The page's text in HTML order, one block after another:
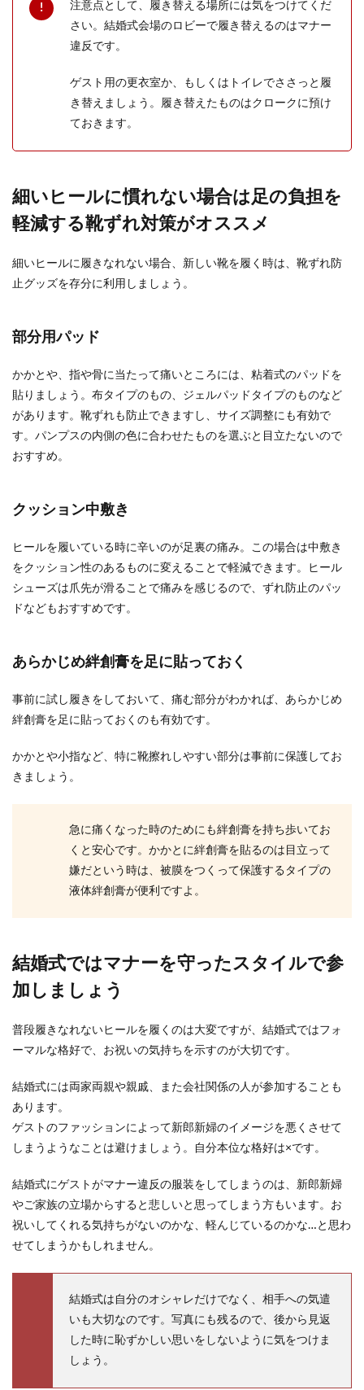
注意点として、履き替える場所には気をつけてくだ
さい。結婚式会場のロビーで履き替えるのはマナー
違反です。
ゲスト用の更衣室か、もしくはトイレでささっと履
き替えましょう。履き替えたものはクロークに預け
ておきます。
細いヒールに慣れない場合は足の負担を
軽減する靴ずれ対策がオススメ
細いヒールに履きなれない場合、新しい靴を履く時は、靴ずれ防
止グッズを存分に利用しましょう。
部分用パッド
かかとや、指や骨に当たって痛いところには、粘着式のパッドを
貼りましょう。布タイプのもの、ジェルパッドタイプのものなど
があります。靴ずれも防止できますし、サイズ調整にも有効で
す。パンプスの内側の色に合わせたものを選ぶと目立たないので
おすすめ。
クッション中敷き
ヒールを履いている時に辛いのが足裏の痛み。この場合は中敷き
をクッション性のあるものに変えることで軽減できます。ヒール
シューズは爪先が滑ることで痛みを感じるので、ずれ防止のパッ
ドなどもおすすめです。
あらかじめ絆創膏を足に貼っておく
事前に試し履きをしておいて、痛む部分がわかれば、あらかじめ
絆創膏を足に貼っておくのも有効です。
かかとや小指など、特に靴擦れしやすい部分は事前に保護してお
きましょう。
急に痛くなった時のためにも絆創膏を持ち歩いてお
くと安心です。かかとに絆創膏を貼るのは目立って
嫌だという時は、被膜をつくって保護するタイプの
液体絆創膏が便利ですよ。
結婚式ではマナーを守ったスタイルで参
加しましょう
普段履きなれないヒールを履くのは大変ですが、結婚式ではフォ
ーマルな格好で、お祝いの気持ちを示すのが大切です。
結婚式には両家両親や親戚、また会社関係の人が参加することも
あります。
ゲストのファッションによって新郎新婦のイメージを悪くさせて
しまうようなことは避けましょう。自分本位な格好は×です。
結婚式にゲストがマナー違反の服装をしてしまうのは、新郎新婦
やご家族の立場からすると悲しいと思ってしまう方もいます。お
祝いしてくれる気持ちがないのかな、軽んじているのかな…と思わ
せてしまうかもしれません。
結婚式は自分のオシャレだけでなく、相手への気遣
いも大切なのです。写真にも残るので、後から見返
した時に恥ずかしい思いをしないように気をつけま
しょう。